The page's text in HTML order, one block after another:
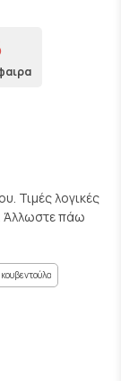
Τιμές λογικές
Άλλωστε πάω